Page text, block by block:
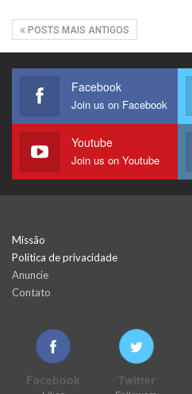
POSTS MAIS ANTIGOS
Facebook
Join us on Facebook
Youtube
Join us on Youtube
Missão
Política de privacidade
Anuncie
Contato
Facebook Twitter